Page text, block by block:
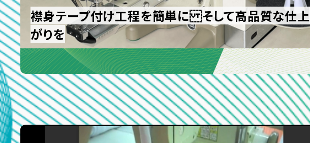
襟身テープ付け工程を簡単に そして高品質な仕上
がりを